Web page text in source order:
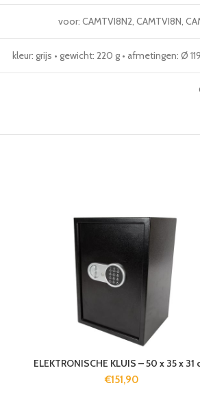
voor: CAMTVI8N2, CAMTVI8N,
kleur: grijs • gewicht: 220 g • afmetingen: Ø
ELEKTRONISCHE KLUIS – 50 x 35 x 31
€151,90